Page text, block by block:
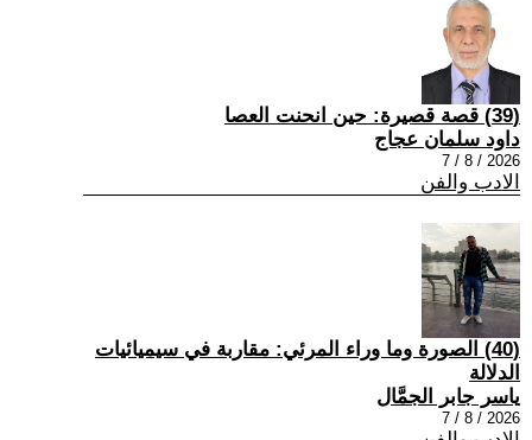
(39) قصة قصيرة: حين انحنت العصا
داود سلمان عجاج
2026 / 8 / 7
الادب والفن
(40) الصورة وما وراء المرئي: مقاربة في سيميائيات
الدلالة
ياسر جابر الجمَّال
2026 / 8 / 7